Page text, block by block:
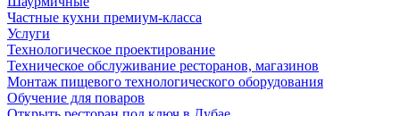
Частные кухни премиум-класса
Услуги
Технологическое проектирование
Техническое обслуживание ресторанов, магазинов
Монтаж пищевого технологического оборудования
Обучение для поваров